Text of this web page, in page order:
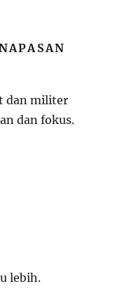
dan militer
dan fokus.
lebih.